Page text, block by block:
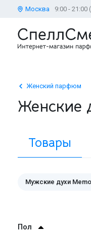
Москва 9:00 -
Женский парфюм
Женские
Товары
Мужские духи Memo
Пол